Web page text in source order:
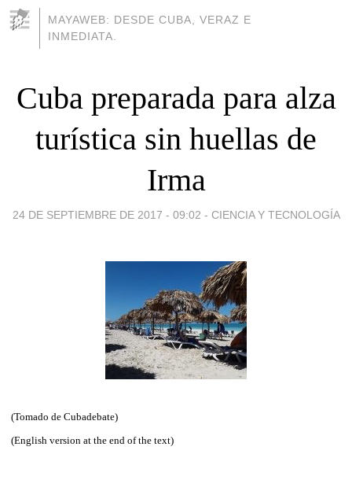
MAYAWEB: DESDE CUBA, VERAZ E
INMEDIATA.
Cuba preparada para alza
turística sin huellas de
Irma
24 DE SEPTIEMBRE DE 2017 - 09:02 - CIENCIA Y TECNOLOGÍA
(Tomado de Cubadebate)
(English version at the end of the text)